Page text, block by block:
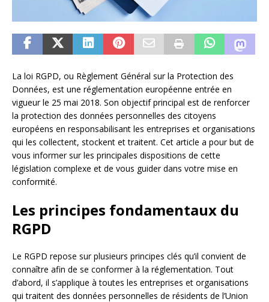
La loi RGPD, ou Règlement Général sur la Protection des
Données, est une réglementation européenne entrée en
vigueur le 25 mai 2018. Son objectif principal est de renforcer
la protection des données personnelles des citoyens
européens en responsabilisant les entreprises et organisations
qui les collectent, stockent et traitent. Cet article a pour but de
vous informer sur les principales dispositions de cette
législation complexe et de vous guider dans votre mise en
conformité.
Les principes fondamentaux du
RGPD
Le RGPD repose sur plusieurs principes clés qu’il convient de
connaître afin de se conformer à la réglementation. Tout
d’abord, il s’applique à toutes les entreprises et organisations
qui traitent des données personnelles de résidents de l’Union